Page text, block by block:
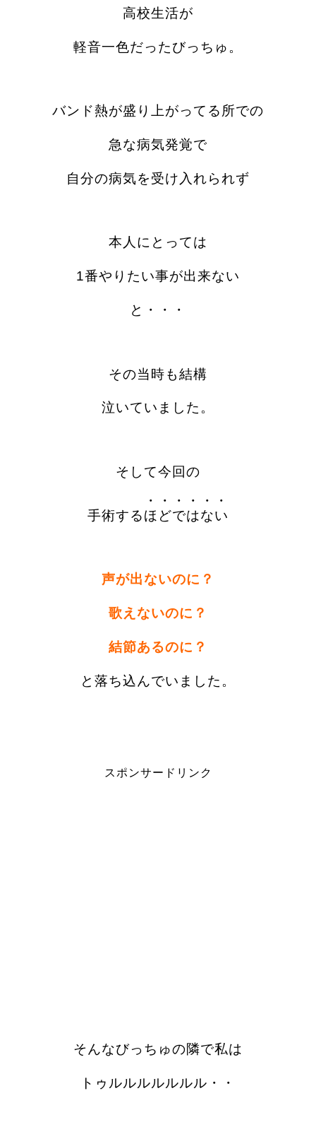
高校生活が
軽音一色だったびっちゅ。
バンド熱が盛り上がってる所での
急な病気発覚で
自分の病気を受け入れられず
本人にとっては
1番やりたい事が出来ない
と・・・
その当時も結構
泣いていました。
そして今回の
手術するほどではない
・・・・・・
声が出ないのに？
歌えないのに？
結節あるのに？
と落ち込んでいました。
スポンサードリンク
そんなびっちゅの隣で私は
トゥルルルルルルル・・